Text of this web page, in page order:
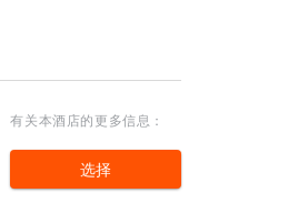
有关本酒店的更多信息：
选择